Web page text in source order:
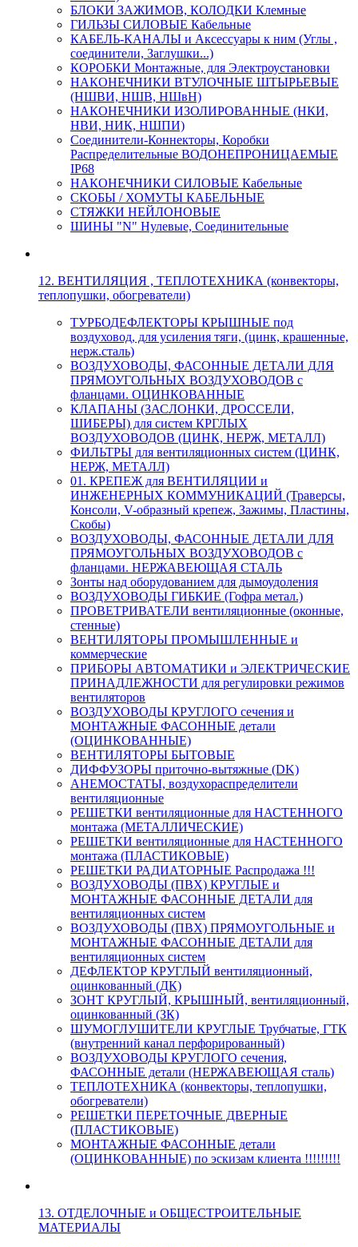
БЛОКИ ЗАЖИМОВ, КОЛОДКИ Клемные
ГИЛЬЗЫ СИЛОВЫЕ Кабельные
КАБЕЛЬ-КАНАЛЫ и Аксессуары к ним (Углы ,
соединители, Заглушки...)
КОРОБКИ Монтажные, для Электроустановки
НАКОНЕЧНИКИ ВТУЛОЧНЫЕ ШТЫРЬЕВЫЕ
(НШВИ, НШВ, НШвН)
НАКОНЕЧНИКИ ИЗОЛИРОВАННЫЕ (НКИ,
НВИ, НИК, НШПИ)
Соединители-Коннекторы, Коробки
Распределительные ВОДОНЕПРОНИЦАЕМЫЕ
IP68
НАКОНЕЧНИКИ СИЛОВЫЕ Кабельные
СКОБЫ / ХОМУТЫ КАБЕЛЬНЫЕ
СТЯЖКИ НЕЙЛОНОВЫЕ
ШИНЫ "N" Нулевые, Соединительные
12. ВЕНТИЛЯЦИЯ , ТЕПЛОТЕХНИКА (конвекторы,
теплопушки, обогреватели)
ТУРБОДЕФЛЕКТОРЫ КРЫШНЫЕ под
воздуховод, для усиления тяги, (цинк, крашенные,
нерж.сталь)
ВОЗДУХОВОДЫ, ФАСОННЫЕ ДЕТАЛИ ДЛЯ
ПРЯМОУГОЛЬНЫХ ВОЗДУХОВОДОВ с
фланцами. ОЦИНКОВАННЫЕ
КЛАПАНЫ (ЗАСЛОНКИ, ДРОССЕЛИ,
ШИБЕРЫ) для систем КРГЛЫХ
ВОЗДУХОВОДОВ (ЦИНК, НЕРЖ, МЕТАЛЛ)
ФИЛЬТРЫ для вентиляционных систем (ЦИНК,
НЕРЖ, МЕТАЛЛ)
01. КРЕПЕЖ для ВЕНТИЛЯЦИИ и
ИНЖЕНЕРНЫХ КОММУНИКАЦИЙ (Траверсы,
Консоли, V-образный крепеж, Зажимы, Пластины,
Скобы)
ВОЗДУХОВОДЫ, ФАСОННЫЕ ДЕТАЛИ ДЛЯ
ПРЯМОУГОЛЬНЫХ ВОЗДУХОВОДОВ с
фланцами. НЕРЖАВЕЮЩАЯ СТАЛЬ
Зонты над оборудованием для дымоудоления
ВОЗДУХОВОДЫ ГИБКИЕ (Гофра метал.)
ПРОВЕТРИВАТЕЛИ вентиляционные (оконные,
стенные)
ВЕНТИЛЯТОРЫ ПРОМЫШЛЕННЫЕ и
коммерческие
ПРИБОРЫ АВТОМАТИКИ и ЭЛЕКТРИЧЕСКИЕ
ПРИНАДЛЕЖНОСТИ для регулировки режимов
вентиляторов
ВОЗДУХОВОДЫ КРУГЛОГО сечения и
МОНТАЖНЫЕ ФАСОННЫЕ детали
(ОЦИНКОВАННЫЕ)
ВЕНТИЛЯТОРЫ БЫТОВЫЕ
ДИФФУЗОРЫ приточно-вытяжные (DK)
АНЕМОСТАТЫ, воздухораспределители
вентиляционные
РЕШЕТКИ вентиляционные для НАСТЕННОГО
монтажа (МЕТАЛЛИЧЕСКИЕ)
РЕШЕТКИ вентиляционные для НАСТЕННОГО
монтажа (ПЛАСТИКОВЫЕ)
РЕШЕТКИ РАДИАТОРНЫЕ Распродажа !!!
ВОЗДУХОВОДЫ (ПВХ) КРУГЛЫЕ и
МОНТАЖНЫЕ ФАСОННЫЕ ДЕТАЛИ для
вентиляционных систем
ВОЗДУХОВОДЫ (ПВХ) ПРЯМОУГОЛЬНЫЕ и
МОНТАЖНЫЕ ФАСОННЫЕ ДЕТАЛИ для
вентиляционных систем
ДЕФЛЕКТОР КРУГЛЫЙ вентиляционный,
оцинкованный (ДК)
ЗОНТ КРУГЛЫЙ, КРЫШНЫЙ, вентиляционный,
оцинкованный (ЗК)
ШУМОГЛУШИТЕЛИ КРУГЛЫЕ Трубчатые, ГТК
(внутренний канал перфорированный)
ВОЗДУХОВОДЫ КРУГЛОГО сечения,
ФАСОННЫЕ детали (НЕРЖАВЕЮЩАЯ сталь)
ТЕПЛОТЕХНИКА (конвекторы, теплопушки,
обогреватели)
РЕШЕТКИ ПЕРЕТОЧНЫЕ ДВЕРНЫЕ
(ПЛАСТИКОВЫЕ)
МОНТАЖНЫЕ ФАСОННЫЕ детали
(ОЦИНКОВАННЫЕ) по эскизам клиента !!!!!!!!!
13. ОТДЕЛОЧНЫЕ и ОБЩЕСТРОИТЕЛЬНЫЕ
МАТЕРИАЛЫ